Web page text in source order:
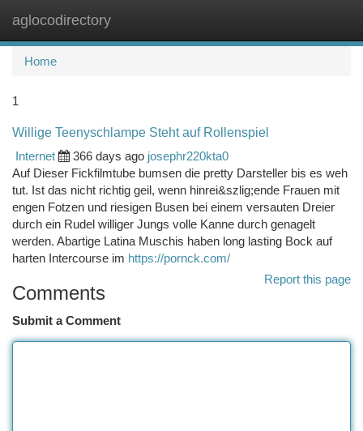
aglocodirectory
Home
1
Willige Teenyschlampe Steht auf Rollenspiel
Internet
366 days ago josephr220kta0
Auf Dieser Fickfilmtube bumsen die pretty Darsteller bis es weh
tut. Ist das nicht richtig geil, wenn hinrei&szlig;ende Frauen mit
engen Fotzen und riesigen Busen bei einem versauten Dreier
durch ein Rudel williger Jungs volle Kanne durch genagelt
werden. Abartige Latina Muschis haben long lasting Bock auf
harten Intercourse im https://pornck.com/
Report this page
Comments
Submit a Comment